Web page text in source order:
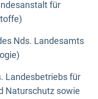
für
Nds. Landesamts
Landesbetriebs für
Naturschutz sowie